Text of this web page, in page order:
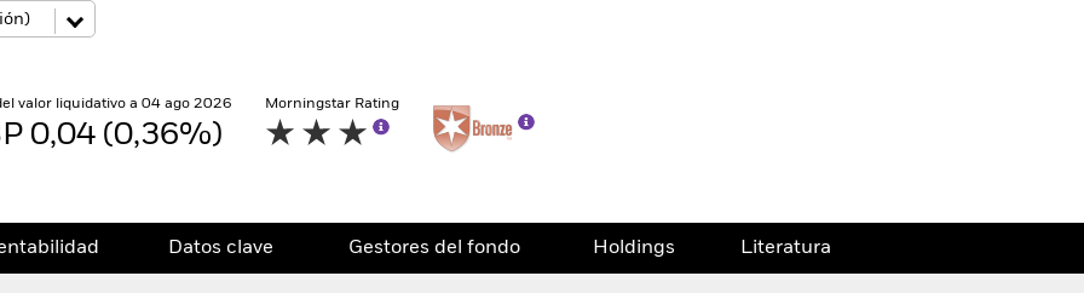
valor liquidativo a 04 ago 2026
0,04 (0,36%)
Morningstar Rating
Datos clave Gestores del fondo Holdings Literatura